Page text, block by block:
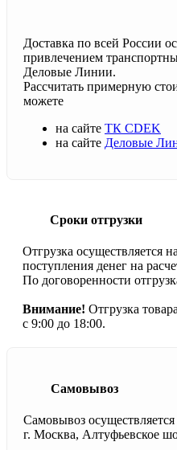
Доставка по всей России
привлечением
Деловые Линии.
Рассчитать примерную
можете
на сайте ТК CDEK
на сайте Деловые
Сроки отгрузки
Отгрузка осуществляется
поступления денег на
По договоренности
Внимание! Отгрузка
с 9:00 до 18:00.
Самовывоз
Самовывоз осуществляется
г. Москва, Алтуфьевское